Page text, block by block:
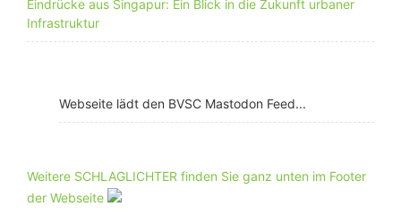
Eindrücke aus Singapur: Ein Blick in die Zukunft urbaner
Infrastruktur
Webseite lädt den BVSC Mastodon Feed...
Weitere SCHLAGLICHTER finden Sie ganz unten im Footer
der Webseite